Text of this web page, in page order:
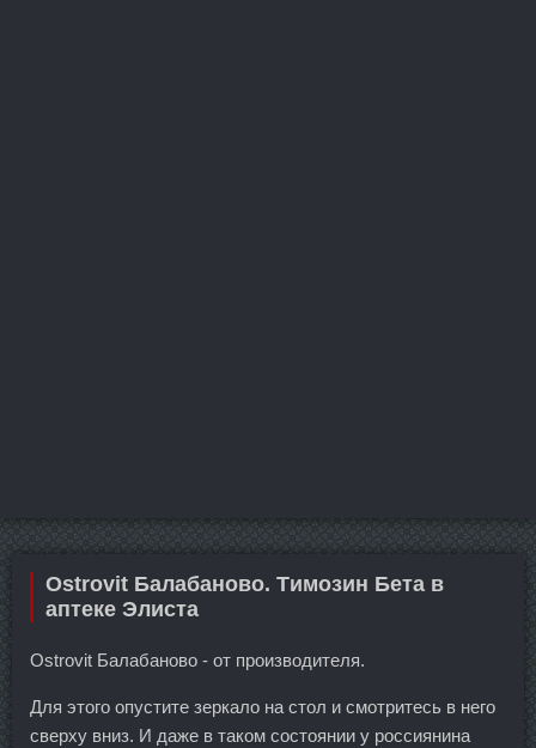
Ostrovit Балабаново. Tимозин Бета в
аптеке Элиста
Ostrovit Балабаново - от производителя.
Для этого опустите зеркало на стол и смотритесь в него
сверху вниз. И даже в таком состоянии у россиянина